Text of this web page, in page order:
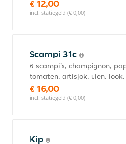
€ 12,00
incl. statiegeld (€ 0,00)
Scampi 31c
6 scampi's, champignon,
tomaten, artisjok, uien, look.
€ 16,00
incl. statiegeld (€ 0,00)
Kip